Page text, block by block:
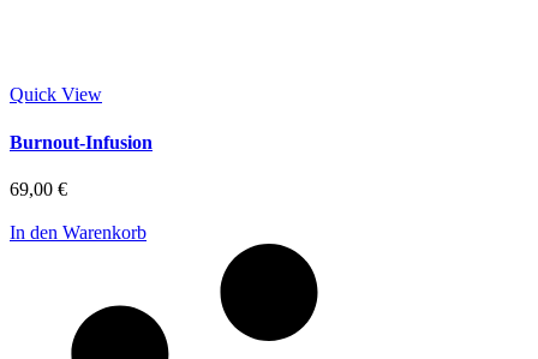
Quick View
Burnout-Infusion
69,00 €
In den Warenkorb